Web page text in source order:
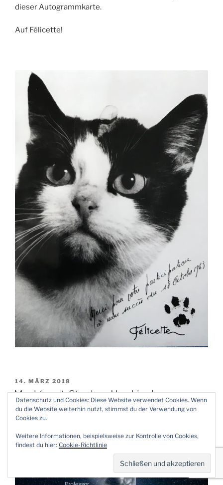
dieser Autogrammkarte.
Auf Félicette!
VERÖFFENTLICHT
AM
14. MÄRZ 2018
Mach‘s gut, Stephen Hawking!
Datenschutz und Cookies: Diese Website verwendet Cookies. Wenn
du die Website weiterhin nutzt, stimmst du der Verwendung von
Cookies zu.
Weitere Informationen, beispielsweise zur Kontrolle von Cookies,
findest du hier: Cookie-Richtlinie